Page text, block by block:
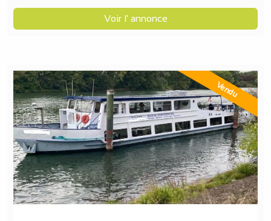
Voir l' annonce
Vendu